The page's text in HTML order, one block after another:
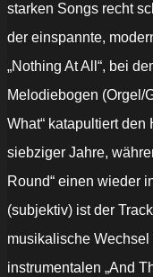
starken Songs recht
der einspannte,
„Nothing At All“, bei
Melodiebogen (Orgel/
What“ katapultiert
siebziger Jahre,
Round“ einen wieder
(subjektiv) ist der
musikalische
instrumentalen „And